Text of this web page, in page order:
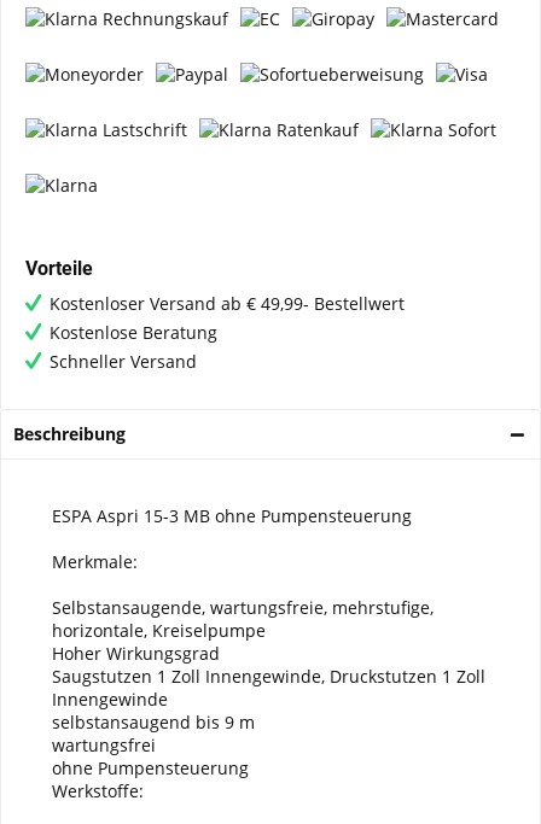
Vorteile
Kostenloser Versand ab € 49,99- Bestellwert
Kostenlose Beratung
Schneller Versand
Beschreibung
ESPA Aspri 15-3 MB ohne Pumpensteuerung
Merkmale:
Selbstansaugende, wartungsfreie, mehrstufige,
horizontale, Kreiselpumpe
Hoher Wirkungsgrad
Saugstutzen 1 Zoll Innengewinde, Druckstutzen 1 Zoll
Innengewinde
selbstansaugend bis 9 m
wartungsfrei
ohne Pumpensteuerung
Werkstoffe: